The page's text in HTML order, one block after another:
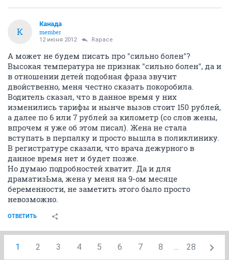
К
Канада
member
12 июня 2012 Rapace
А может не будем писать про "сильно болен"?
Высокая температура не признак "сильно болен", да и
в отношении детей подобная фраза звучит
двойственно, меня честно сказать покоробила.
Водитель сказал, что в данное время у них
изменились тарифы и нынче вызов стоит 150 рублей,
а далее по 6 или 7 рублей за километр (со слов жены,
впрочем я уже об этом писал). Жена не стала
вступать в перпалку и просто вышла в поликлинику.
В регистратуре сказали, что врача дежурного в
данное время нет и будет позже.
Но думаю подробностей хватит. Да и для
драматизЬма, жена у меня на 9-ом месяце
беременности, не заметить этого было просто
невозможно.
ОТВЕТИТЬ
1 2 3 4 5 6 7 8 ... 28